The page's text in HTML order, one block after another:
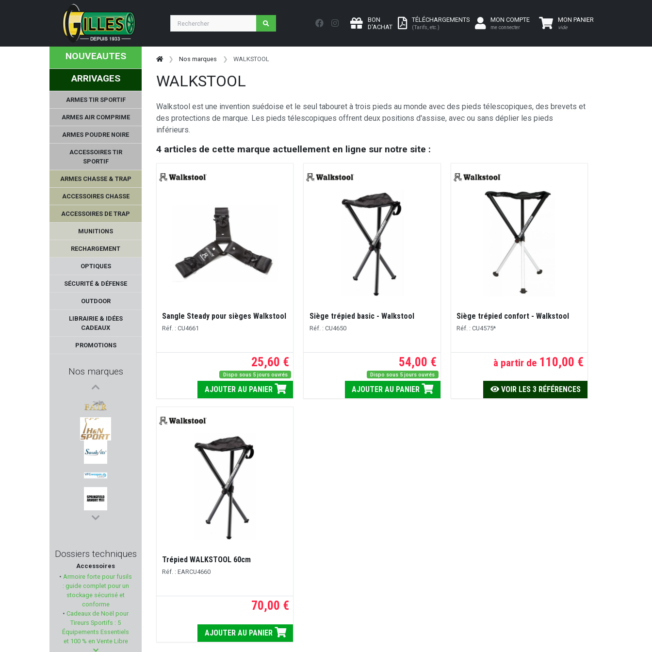
BON
D'ACHAT
TÉLÉCHARGEMENTS
(Tarifs, etc.)
MON COMPTE
me connecter
MON PANIER
vide
NOUVEAUTES
ARRIVAGES
ARMES TIR SPORTIF
ARMES AIR COMPRIME
ARMES POUDRE NOIRE
ACCESSOIRES TIR
SPORTIF
ARMES CHASSE & TRAP
ACCESSOIRES CHASSE
ACCESSOIRES DE TRAP
MUNITIONS
RECHARGEMENT
OPTIQUES
SÉCURITÉ & DÉFENSE
OUTDOOR
LIBRAIRIE & IDÉES
CADEAUX
PROMOTIONS
Nos marques
LENZ
FAIR
H & N SPORT
SWAB-ITS - BORE-WHIPS
VFG
SPRINGFIELD ARMORY
PARA ORDNANCE
PALLAS
WEENECT
TIPPMANN ARMS
Dossiers techniques
Accessoires
• Armoire forte pour fusils
: guide complet pour un
stockage sécurisé et
conforme
• Cadeaux de Noël pour
Tireurs Sportifs : 5
Équipements Essentiels
et 100 % en Vente Libre
Nos marques WALKSTOOL
WALKSTOOL
Walkstool est une invention suédoise et le seul tabouret à trois pieds au monde avec des pieds télescopiques, des brevets et
des protections de marque. Les pieds télescopiques offrent deux positions d'assise, avec ou sans déplier les pieds
inférieurs.
4 articles de cette marque actuellement en ligne sur notre site :
Sangle Steady pour sièges Walkstool
Réf. : CU4661
25,60 €
Dispo sous 5 jours ouvrés
AJOUTER AU PANIER
Siège trépied basic - Walkstool
Réf. : CU4650
54,00 €
Dispo sous 5 jours ouvrés
AJOUTER AU PANIER
Siège trépied confort - Walkstool
Réf. : CU4575*
à partir de110,00 €
VOIR LES 3 RÉFÉRENCES
Trépied WALKSTOOL 60cm
Réf. : EARCU4660
70,00 €
AJOUTER AU PANIER